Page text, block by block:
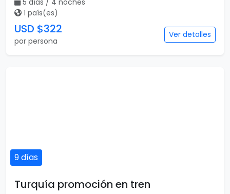
5 días / 4 noches
1 país(es)
USD $322
por persona
Ver detalles
9 días
Turquía promoción en tren